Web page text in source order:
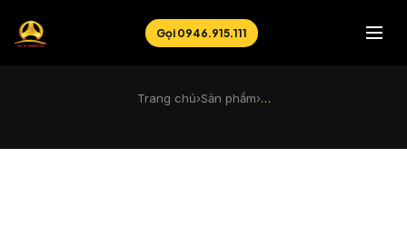
Gọi 0946.915.111
Trang chủ›Sản phẩm›…